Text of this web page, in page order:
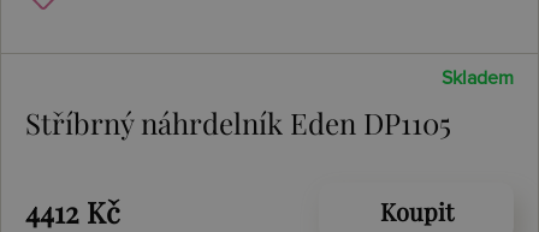
Skladem
Stříbrný náhrdelník Eden DP1105
4412 Kč Koupit